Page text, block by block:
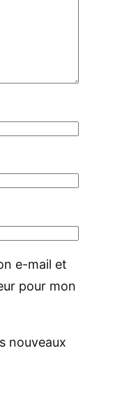
e-mail et
pour mon
nouveaux